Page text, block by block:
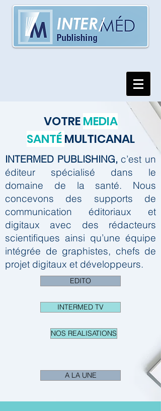
VOTREMEDIA
SANTÉMULTICANAL
INTERMED PUBLISHING, c’est un
éditeur spécialisé dans le
domaine de la santé. Nous
concevons des supports de
communication éditoriaux et
digitaux avec des rédacteurs
scientifiques ainsi qu’une équipe
intégrée de graphistes, chefs de
projet digitaux et développeurs.
EDITO
INTERMED TV
NOS REALISATIONS
A LA UNE